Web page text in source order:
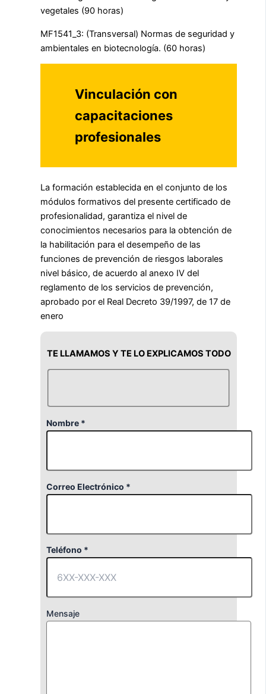
vegetales (90 horas)
MF1541_3: (Transversal) Normas de seguridad y
ambientales en biotecnología. (60 horas)
Vinculación con
capacitaciones
profesionales
La formación establecida en el conjunto de los
módulos formativos del presente certificado de
profesionalidad, garantiza el nivel de
conocimientos necesarios para la obtención de
la habilitación para el desempeño de las
funciones de prevención de riesgos laborales
nivel básico, de acuerdo al anexo IV del
reglamento de los servicios de prevención,
aprobado por el Real Decreto 39/1997, de 17 de
enero
TE LLAMAMOS Y TE LO EXPLICAMOS TODO
Nombre *
Correo Electrónico *
Teléfono *
Mensaje